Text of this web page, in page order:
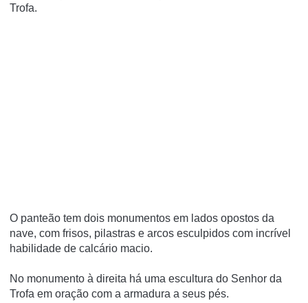
Trofa.
O panteão tem dois monumentos em lados opostos da
nave, com frisos, pilastras e arcos esculpidos com incrível
habilidade de calcário macio.
No monumento à direita há uma escultura do Senhor da
Trofa em oração com a armadura a seus pés.